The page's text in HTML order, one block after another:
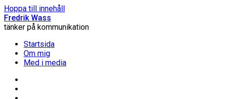
Hoppa till innehåll
Fredrik Wass
tänker på kommunikation
Startsida
Om mig
Med i media